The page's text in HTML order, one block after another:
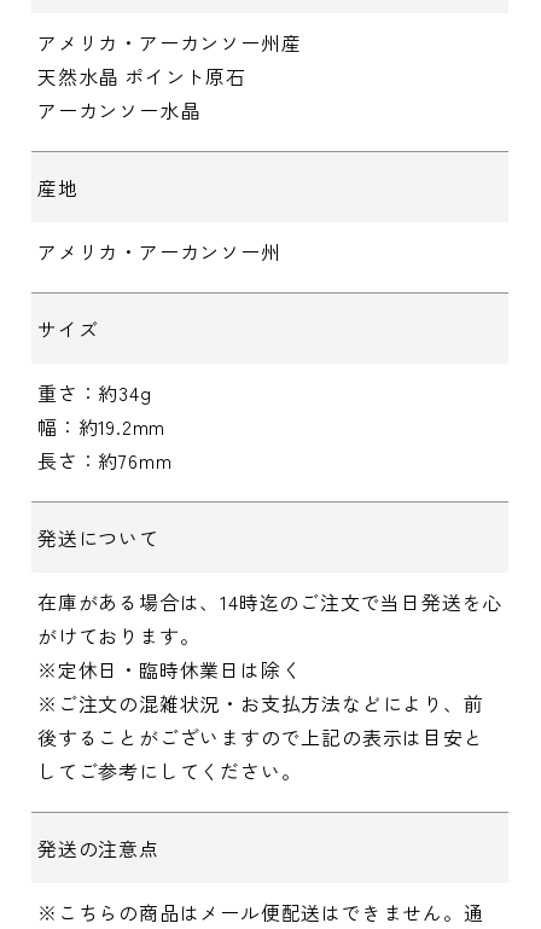
アメリカ・アーカンソー州産
天然水晶 ポイント原石
アーカンソー水晶
産地
アメリカ・アーカンソー州
サイズ
重さ：約34g
幅：約19.2mm
長さ：約76mm
発送について
在庫がある場合は、14時迄のご注文で当日発送を心
がけております。
※定休日・臨時休業日は除く
※ご注文の混雑状況・お支払方法などにより、前
後することがございますので上記の表示は目安と
してご参考にしてください。
発送の注意点
※こちらの商品はメール便配送はできません。通